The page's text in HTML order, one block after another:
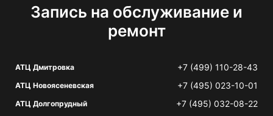
Запись на обслуживание и
ремонт
АТЦ Дмитровка +7 (499) 110-28-43
АТЦ Новоясеневская +7 (495) 023-10-01
АТЦ Долгопрудный +7 (495) 032-08-22